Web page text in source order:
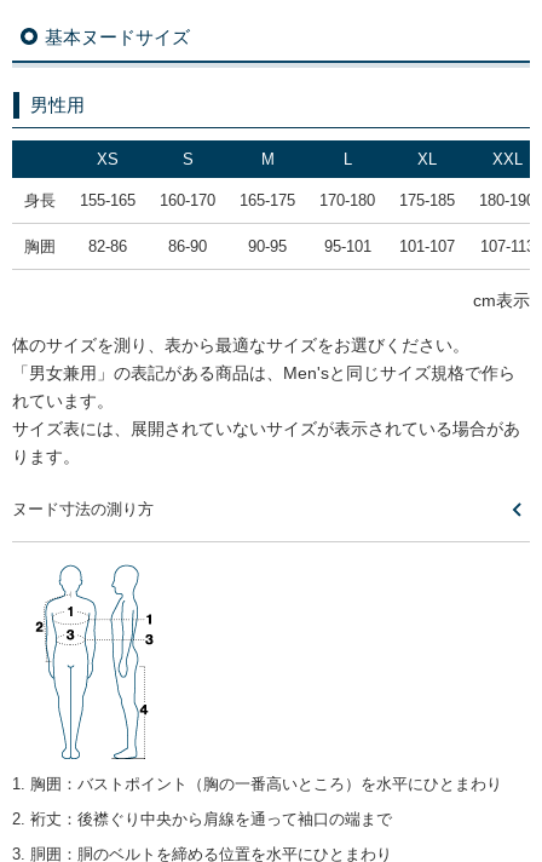
基本ヌードサイズ
男性用
XS S M L XL XXL
身長 155-165 160-170 165-175 170-180 175-185 180-190
胸囲 82-86 86-90 90-95 95-101 101-107 107-113
cm表示
体のサイズを測り、表から最適なサイズをお選びください。
「男女兼用」の表記がある商品は、Men'sと同じサイズ規格で作ら
れています。
サイズ表には、展開されていないサイズが表示されている場合があ
ります。
ヌード寸法の測り方
1. 胸囲 ： バストポイント（胸の一番高いところ）を水平にひとまわり
2. 裄丈 ： 後襟ぐり中央から肩線を通って袖口の端まで
3. 胴囲 ： 胴のベルトを締める位置を水平にひとまわり